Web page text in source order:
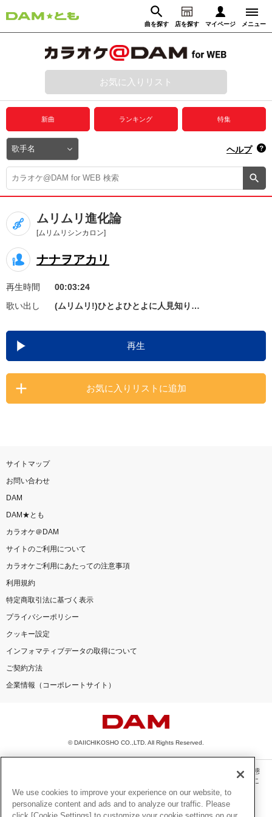
曲を探す 店を探す マイページ メニュー
動画からさがす 録音からさがす
ログイン
プレミアムサービス
DAM★とも動画
DAM★とも録音
カラオケ＠DAM
ユーザー検索
キャンペーン
お知らせ よくあるご質問
DAMの新曲・ランキングなど
カラオケ最新情報をチェック！
お気に入りリスト
新曲 ランキング 特集
ヘルプ
ムリムリ進化論
[ムリムリシンカロン]
ナナヲアカリ
再生時間
00:03:24
歌い出し
(ムリムリ!)ひとよひとよに人見知り…
再生
お気に入りリストに追加
サイトマップ
お問い合わせ
DAM
DAM★とも
カラオケ＠DAM
サイトのご利用について
カラオケご利用にあたっての注意事項
利用規約
特定商取引法に基づく表示
プライバシーポリシー
クッキー設定
インフォマティブデータの取得について
ご契約方法
企業情報（コーポレートサイト）
© DAIICHIKOSHO CO.,LTD. All Rights Reserved.
このサイトに掲載されている一切の文章・画像・写真・動画・音声等を、手段や形態
を問わず、著作権法の定める範囲を超えて無断で複製、転載、ファイル化などするこ
とを禁じます。
楽曲及びコンテンツは、機種によりご利用いただけない場合があります。
We use cookies to improve your experience on our website, to
personalize content and ads and to analyze our traffic. Please